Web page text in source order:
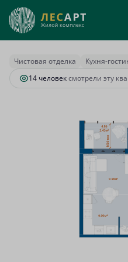
1-комнатная37.78 м
Ипотека от 36 644 руб.
Чистовая отделка
Кухня-
14 человексмотрели эту